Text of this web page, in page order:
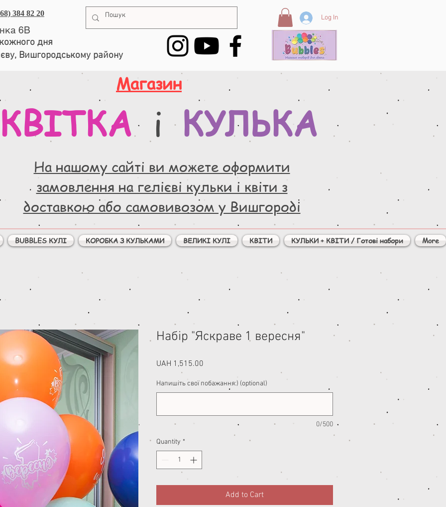
384 82 20
6В
Log In
дня
Вишгородському району
Магазин
КВІТКА і КУЛЬКА
На нашому сайті ви можете оформити
замовлення на гелієві кульки і квіти з
доставкою або самовивозом у Вишгороді
BUBBLES КУЛІ КОРОБКА З КУЛЬКАМИ ВЕЛИКІ КУЛІ КВІТИ КУЛЬКИ + КВІТИ / Готові набори More
Набір "Яскраве 1 вересня"
UAH 1,515.00
Напишіть свої побажання:) (optional)
0/500
Quantity *
Add to Cart